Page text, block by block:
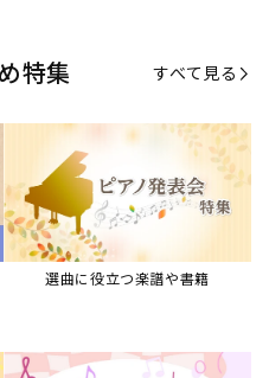
特集 すべて見る
選曲に役立つ楽譜や書籍